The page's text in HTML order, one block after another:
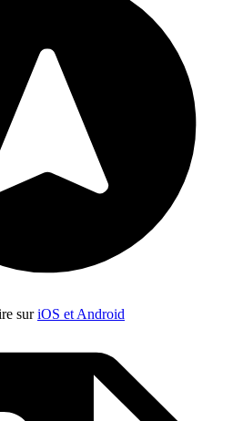
suriOS et Android